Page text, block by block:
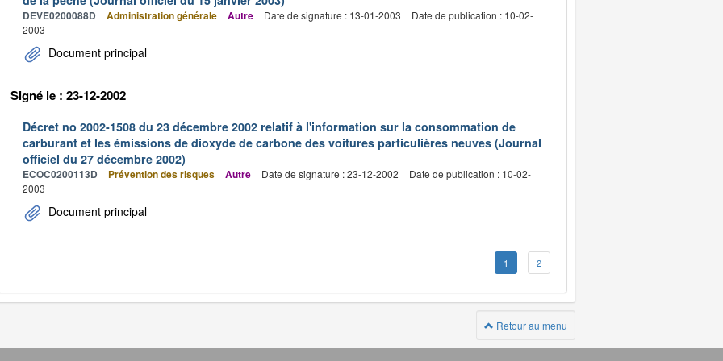
DEVE0200088D Administration générale Autre Date de signature : 13-01-2003
Date de publication : 10-02-
2003
Document principal
Signé le : 23-12-2002
Décret no 2002-1508 du 23 décembre 2002 relatif à l'information sur la consommation de
carburant et les émissions de dioxyde de carbone des voitures particulières neuves (Journal
officiel du 27 décembre 2002)
ECOC0200113D Prévention des risques Autre Date de signature : 23-12-2002
Date de publication : 10-02-
2003
Document principal
1 2
Retour au menu